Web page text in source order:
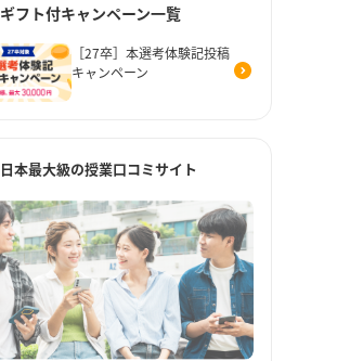
ギフト付キャンペーン一覧
［27卒］本選考体験記投稿
キャンペーン
日本最大級の授業口コミサイト